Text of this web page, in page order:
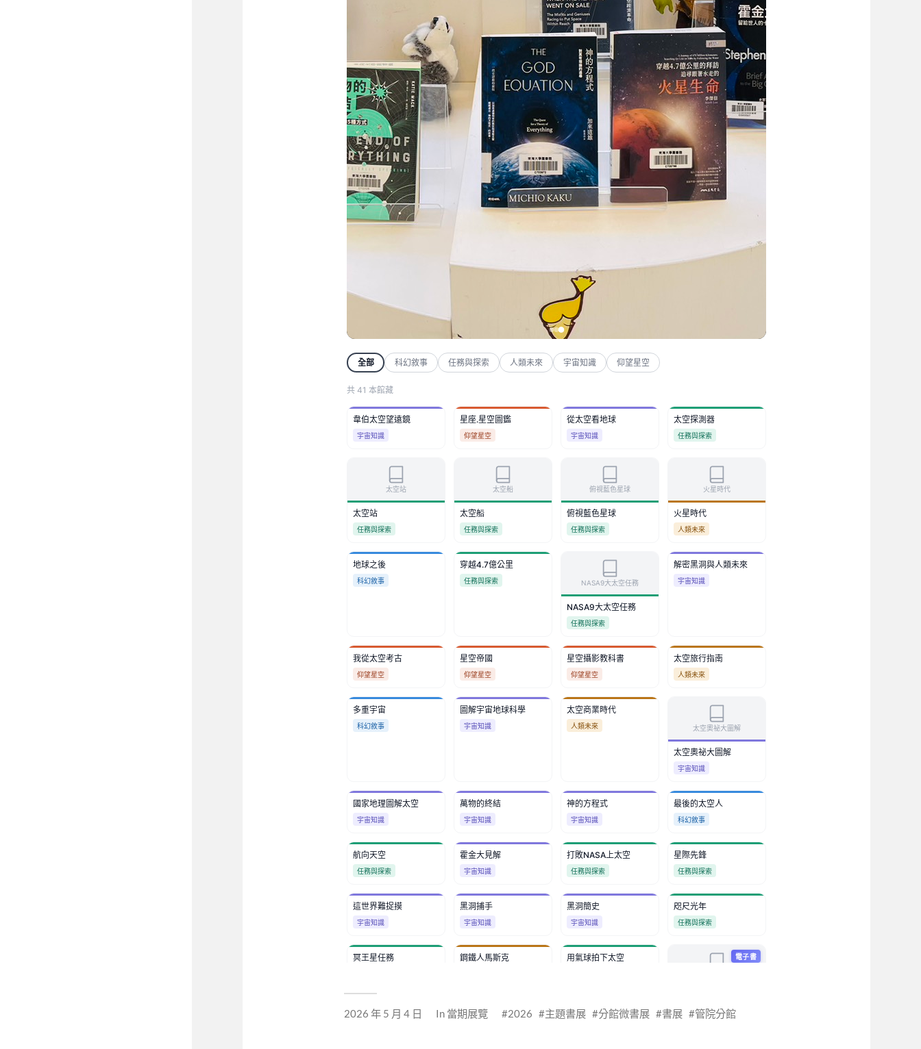
2026 年 5 月 4 日 In 當期展覽 2026 主題書展 分館微書展 書展 管院分館